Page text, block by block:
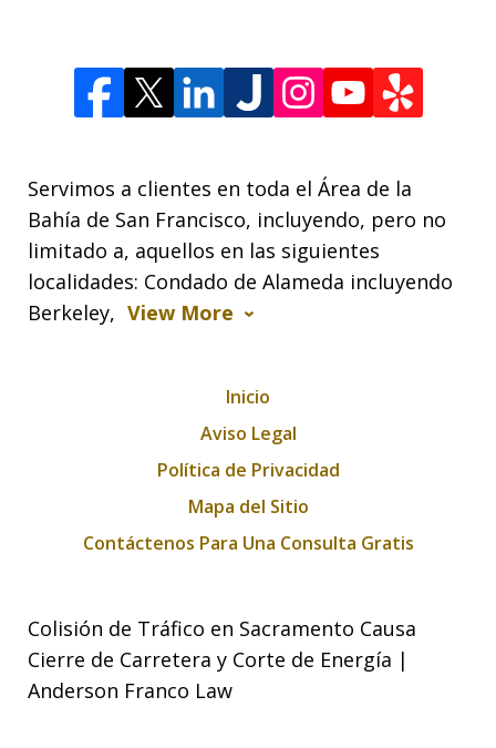
Servimos a clientes en toda el Área de la
Bahía de San Francisco, incluyendo, pero no
limitado a, aquellos en las siguientes
localidades: Condado de Alameda incluyendo
Berkeley, View More
Inicio
Aviso Legal
Política de Privacidad
Mapa del Sitio
Contáctenos Para Una Consulta Gratis
Colisión de Tráfico en Sacramento Causa
Cierre de Carretera y Corte de Energía |
Anderson Franco Law